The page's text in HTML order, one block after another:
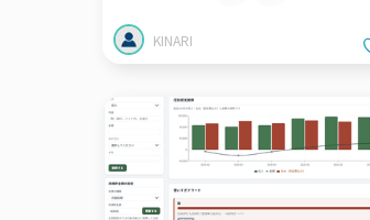
KINARI